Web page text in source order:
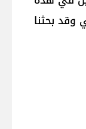
وقد بحثنا